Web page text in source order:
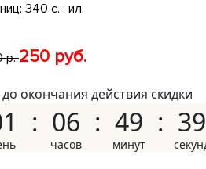
340 с. : ил.
р.250 руб.
до окончания действия скидки
06 49 38